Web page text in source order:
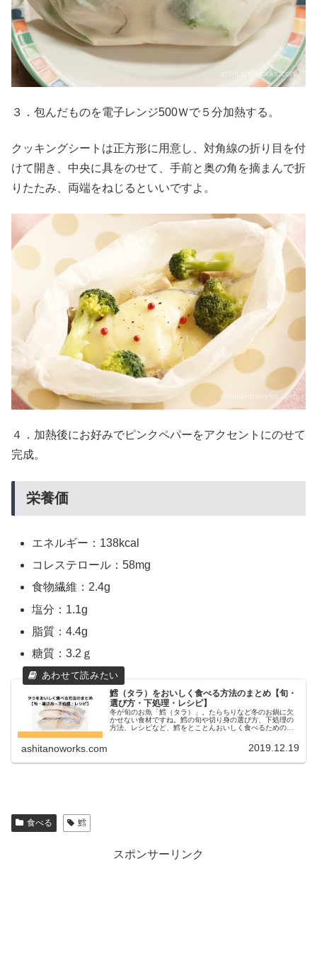
３．包んだものを電子レンジ500Ｗで５分加熱する。
クッキングシートは正方形に用意し、対角線の折り目を付
けて開き、中央に具をのせて、手前と奥の角を摘まんで折
りたたみ、両端をねじるといいですよ。
４．加熱後にお好みでピンクペパーをアクセントにのせて
完成。
栄養価
エネルギー：138kcal
コレステロール：58mg
食物繊維：2.4g
塩分：1.1g
脂質：4.4g
糖質：3.2ｇ
鱈（タラ）をおいしく食べる方法のまとめ【旬・
選び方・下処理・レシピ】
冬が旬のお魚「鱈（タラ）」。たらちりなど冬のお鍋に欠
かせない食材ですね。鱈の旬や切り身の選び方、下処理の
方法、レシピなど、鱈をとことんおいしく食べるための情
ashitanoworks.com 2019.12.19
食べる 鱈
スポンサーリンク